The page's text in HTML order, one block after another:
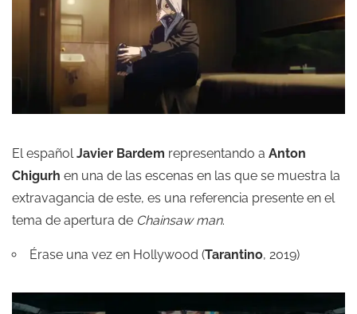
El españolJavier Bardem representando a Anton
Chigurh en una de las escenas en las que se muestra la
extravagancia de este, es una referencia presente en el
tema de apertura de Chainsaw man.
Érase una vez en Hollywood (Tarantino, 2019)